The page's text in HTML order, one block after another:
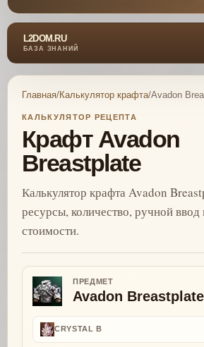
L2DOM.RU
БАЗА ЗНАНИЙ
Главная/Калькулятор крафта/Avadon
КАЛЬКУЛЯТОР РЕЦЕПТА
Крафт Avadon
Breastplate
Калькулятор крафта Avadon
ресурсы, количество, ручной ввод
стоимости.
ПРЕДМЕТ
Avadon Breastplate
CRYSTAL B